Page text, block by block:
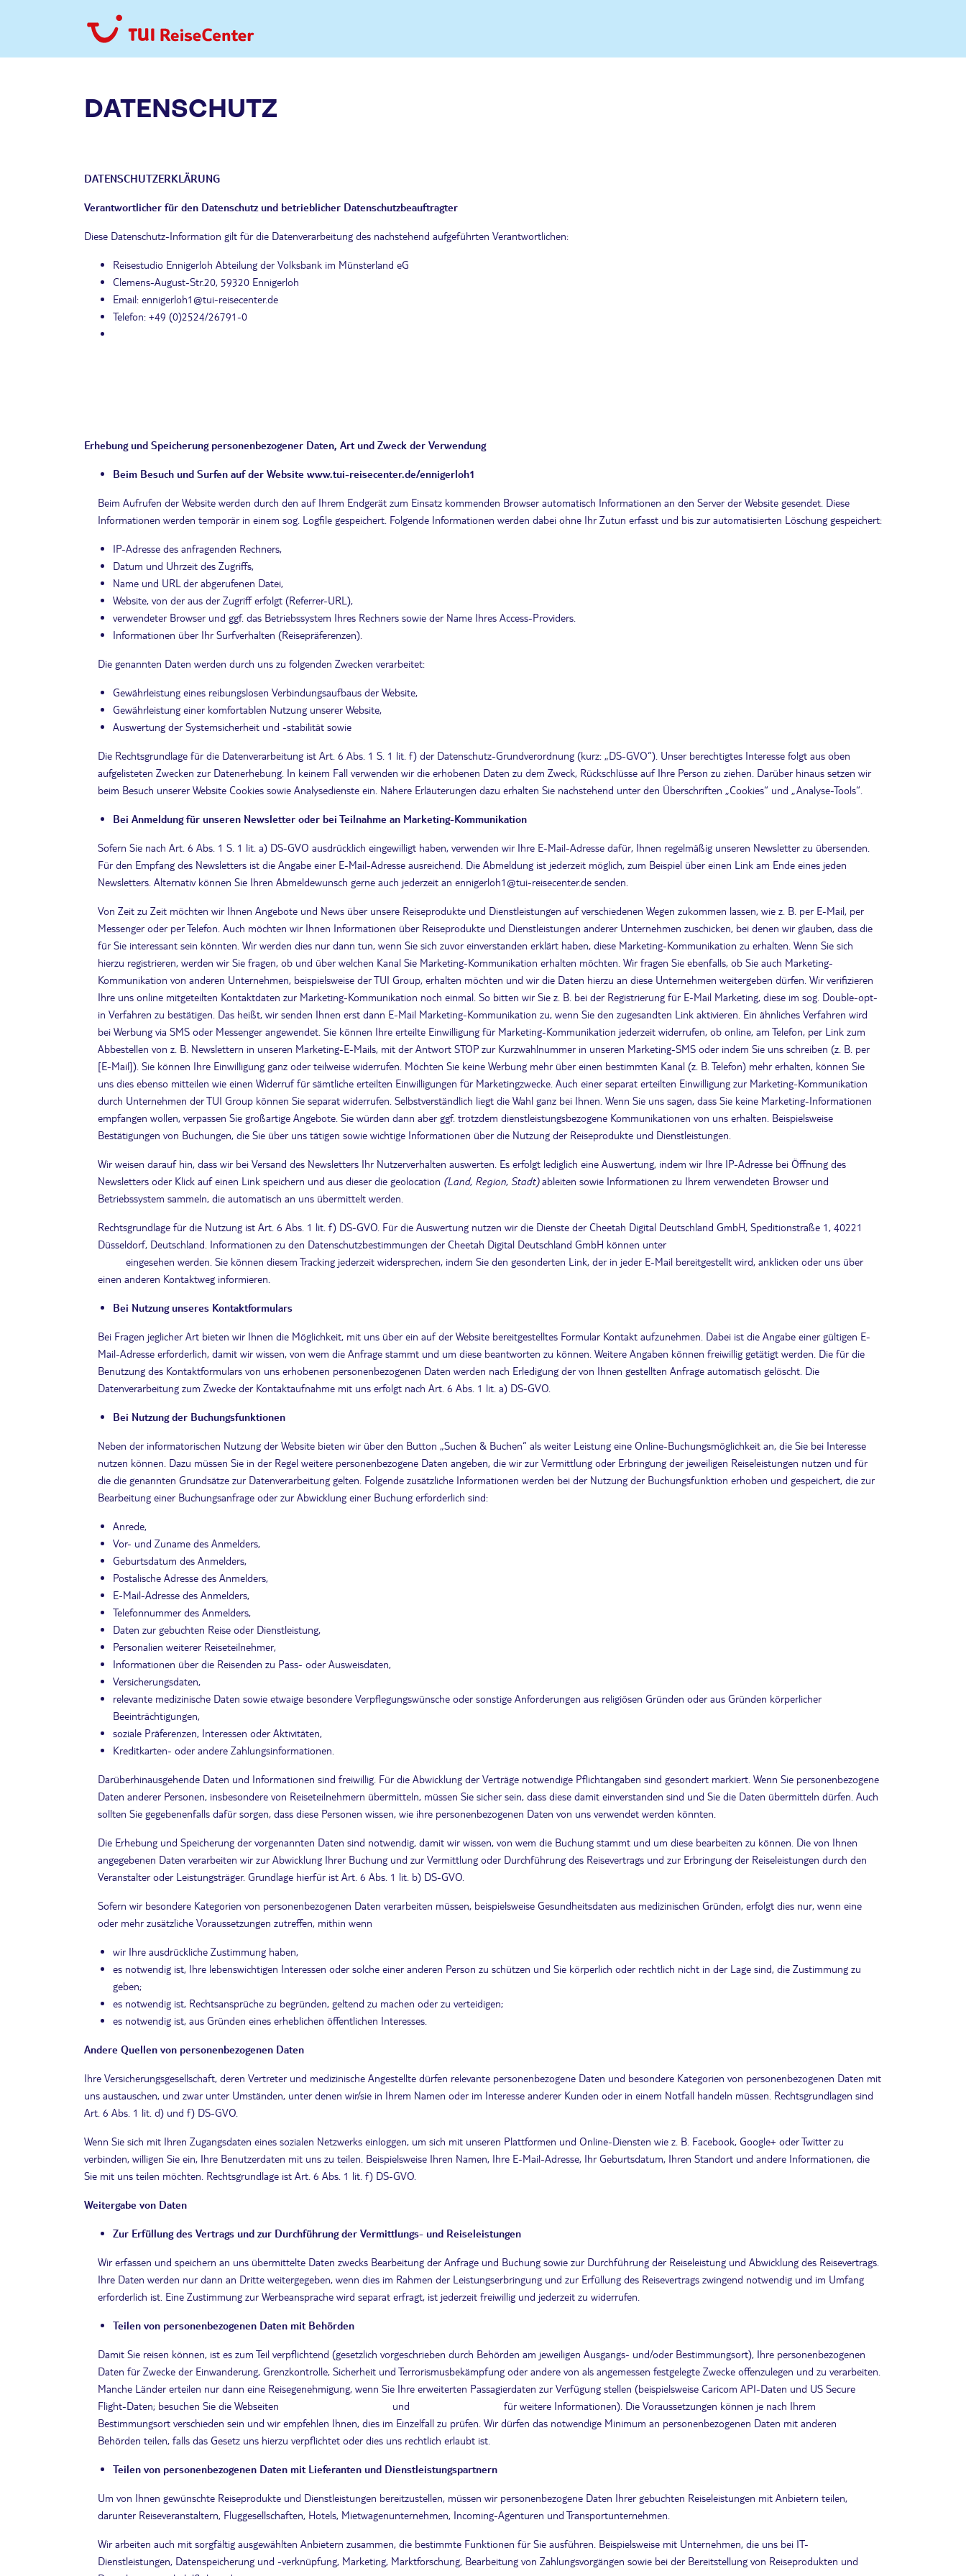
DATENSCHUTZ
DATENSCHUTZERKLÄRUNG
Verantwortlicher für den Datenschutz und betrieblicher Datenschutzbeauftragter
Diese Datenschutz-Information gilt für die Datenverarbeitung des nachstehend aufgeführten Verantwortlichen:
Reisestudio Ennigerloh Abteilung der Volksbank im Münsterland eG
Clemens-August-Str.20, 59320 Ennigerloh
Email: ennigerloh1@tui-reisecenter.de
Telefon: +49 (0)2524/26791-0
Erhebung und Speicherung personenbezogener Daten, Art und Zweck der Verwendung
Beim Besuch und Surfen auf der Website www.tui-reisecenter.de/ennigerloh1
Beim Aufrufen der Website werden durch den auf Ihrem Endgerät zum Einsatz kommenden Browser automatisch Informationen an den Server der Website gesendet. Diese
Informationen werden temporär in einem sog. Logfile gespeichert. Folgende Informationen werden dabei ohne Ihr Zutun erfasst und bis zur automatisierten Löschung gespeichert:
IP-Adresse des anfragenden Rechners,
Datum und Uhrzeit des Zugriffs,
Name und URL der abgerufenen Datei,
Website, von der aus der Zugriff erfolgt (Referrer-URL),
verwendeter Browser und ggf. das Betriebssystem Ihres Rechners sowie der Name Ihres Access-Providers.
Informationen über Ihr Surfverhalten (Reisepräferenzen).
Die genannten Daten werden durch uns zu folgenden Zwecken verarbeitet:
Gewährleistung eines reibungslosen Verbindungsaufbaus der Website,
Gewährleistung einer komfortablen Nutzung unserer Website,
Auswertung der Systemsicherheit und -stabilität sowie
Die Rechtsgrundlage für die Datenverarbeitung ist Art. 6 Abs. 1 S. 1 lit. f) der Datenschutz-Grundverordnung (kurz: „DS-GVO“). Unser berechtigtes Interesse folgt aus oben
aufgelisteten Zwecken zur Datenerhebung. In keinem Fall verwenden wir die erhobenen Daten zu dem Zweck, Rückschlüsse auf Ihre Person zu ziehen. Darüber hinaus setzen wir
beim Besuch unserer Website Cookies sowie Analysedienste ein. Nähere Erläuterungen dazu erhalten Sie nachstehend unter den Überschriften „Cookies“ und „Analyse-Tools“.
Bei Anmeldung für unseren Newsletter oder bei Teilnahme an Marketing-Kommunikation
Sofern Sie nach Art. 6 Abs. 1 S. 1 lit. a) DS-GVO ausdrücklich eingewilligt haben, verwenden wir Ihre E-Mail-Adresse dafür, Ihnen regelmäßig unseren Newsletter zu übersenden.
Für den Empfang des Newsletters ist die Angabe einer E-Mail-Adresse ausreichend. Die Abmeldung ist jederzeit möglich, zum Beispiel über einen Link am Ende eines jeden
Newsletters. Alternativ können Sie Ihren Abmeldewunsch gerne auch jederzeit an ennigerloh1@tui-reisecenter.de senden.
Von Zeit zu Zeit möchten wir Ihnen Angebote und News über unsere Reiseprodukte und Dienstleistungen auf verschiedenen Wegen zukommen lassen, wie z. B. per E-Mail, per
Messenger oder per Telefon. Auch möchten wir Ihnen Informationen über Reiseprodukte und Dienstleistungen anderer Unternehmen zuschicken, bei denen wir glauben, dass die
für Sie interessant sein könnten. Wir werden dies nur dann tun, wenn Sie sich zuvor einverstanden erklärt haben, diese Marketing-Kommunikation zu erhalten. Wenn Sie sich
hierzu registrieren, werden wir Sie fragen, ob und über welchen Kanal Sie Marketing-Kommunikation erhalten möchten. Wir fragen Sie ebenfalls, ob Sie auch Marketing-
Kommunikation von anderen Unternehmen, beispielsweise der TUI Group, erhalten möchten und wir die Daten hierzu an diese Unternehmen weitergeben dürfen. Wir verifizieren
Ihre uns online mitgeteilten Kontaktdaten zur Marketing-Kommunikation noch einmal. So bitten wir Sie z. B. bei der Registrierung für E-Mail Marketing, diese im sog. Double-opt-
in Verfahren zu bestätigen. Das heißt, wir senden Ihnen erst dann E-Mail Marketing-Kommunikation zu, wenn Sie den zugesandten Link aktivieren. Ein ähnliches Verfahren wird
bei Werbung via SMS oder Messenger angewendet. Sie können Ihre erteilte Einwilligung für Marketing-Kommunikation jederzeit widerrufen, ob online, am Telefon, per Link zum
Abbestellen von z. B. Newslettern in unseren Marketing-E-Mails, mit der Antwort STOP zur Kurzwahlnummer in unseren Marketing-SMS oder indem Sie uns schreiben (z. B. per
[E-Mail]). Sie können Ihre Einwilligung ganz oder teilweise widerrufen. Möchten Sie keine Werbung mehr über einen bestimmten Kanal (z. B. Telefon) mehr erhalten, können Sie
uns dies ebenso mitteilen wie einen Widerruf für sämtliche erteilten Einwilligungen für Marketingzwecke. Auch einer separat erteilten Einwilligung zur Marketing-Kommunikation
durch Unternehmen der TUI Group können Sie separat widerrufen. Selbstverständlich liegt die Wahl ganz bei Ihnen. Wenn Sie uns sagen, dass Sie keine Marketing-Informationen
empfangen wollen, verpassen Sie großartige Angebote. Sie würden dann aber ggf. trotzdem dienstleistungsbezogene Kommunikationen von uns erhalten. Beispielsweise
Bestätigungen von Buchungen, die Sie über uns tätigen sowie wichtige Informationen über die Nutzung der Reiseprodukte und Dienstleistungen.
Wir weisen darauf hin, dass wir bei Versand des Newsletters Ihr Nutzerverhalten auswerten. Es erfolgt lediglich eine Auswertung, indem wir Ihre IP-Adresse bei Öffnung des
Newsletters oder Klick auf einen Link speichern und aus dieser die geolocation (Land, Region, Stadt)ableiten sowie Informationen zu Ihrem verwendeten Browser und
Betriebssystem sammeln, die automatisch an uns übermittelt werden.
Rechtsgrundlage für die Nutzung ist Art. 6 Abs. 1 lit. f) DS-GVO. Für die Auswertung nutzen wir die Dienste der Cheetah Digital Deutschland GmbH, Speditionstraße 1, 40221
Düsseldorf, Deutschland. Informationen zu den Datenschutzbestimmungen der Cheetah Digital Deutschland GmbH können unter
eingesehen werden. Sie können diesem Tracking jederzeit widersprechen, indem Sie den gesonderten Link, der in jeder E-Mail bereitgestellt wird, anklicken oder uns über
einen anderen Kontaktweg informieren.
Bei Nutzung unseres Kontaktformulars
Bei Fragen jeglicher Art bieten wir Ihnen die Möglichkeit, mit uns über ein auf der Website bereitgestelltes Formular Kontakt aufzunehmen. Dabei ist die Angabe einer gültigen E-
Mail-Adresse erforderlich, damit wir wissen, von wem die Anfrage stammt und um diese beantworten zu können. Weitere Angaben können freiwillig getätigt werden. Die für die
Benutzung des Kontaktformulars von uns erhobenen personenbezogenen Daten werden nach Erledigung der von Ihnen gestellten Anfrage automatisch gelöscht. Die
Datenverarbeitung zum Zwecke der Kontaktaufnahme mit uns erfolgt nach Art. 6 Abs. 1 lit. a) DS-GVO.
Bei Nutzung der Buchungsfunktionen
Neben der informatorischen Nutzung der Website bieten wir über den Button „Suchen & Buchen“ als weiter Leistung eine Online-Buchungsmöglichkeit an, die Sie bei Interesse
nutzen können. Dazu müssen Sie in der Regel weitere personenbezogene Daten angeben, die wir zur Vermittlung oder Erbringung der jeweiligen Reiseleistungen nutzen und für
die die genannten Grundsätze zur Datenverarbeitung gelten. Folgende zusätzliche Informationen werden bei der Nutzung der Buchungsfunktion erhoben und gespeichert, die zur
Bearbeitung einer Buchungsanfrage oder zur Abwicklung einer Buchung erforderlich sind:
Anrede,
Vor- und Zuname des Anmelders,
Geburtsdatum des Anmelders,
Postalische Adresse des Anmelders,
E-Mail-Adresse des Anmelders,
Telefonnummer des Anmelders,
Daten zur gebuchten Reise oder Dienstleistung,
Personalien weiterer Reiseteilnehmer,
Informationen über die Reisenden zu Pass- oder Ausweisdaten,
Versicherungsdaten,
relevante medizinische Daten sowie etwaige besondere Verpflegungswünsche oder sonstige Anforderungen aus religiösen Gründen oder aus Gründen körperlicher
Beeinträchtigungen,
soziale Präferenzen, Interessen oder Aktivitäten,
Kreditkarten- oder andere Zahlungsinformationen.
Darüberhinausgehende Daten und Informationen sind freiwillig. Für die Abwicklung der Verträge notwendige Pflichtangaben sind gesondert markiert. Wenn Sie personenbezogene
Daten anderer Personen, insbesondere von Reiseteilnehmern übermitteln, müssen Sie sicher sein, dass diese damit einverstanden sind und Sie die Daten übermitteln dürfen. Auch
sollten Sie gegebenenfalls dafür sorgen, dass diese Personen wissen, wie ihre personenbezogenen Daten von uns verwendet werden könnten.
Die Erhebung und Speicherung der vorgenannten Daten sind notwendig, damit wir wissen, von wem die Buchung stammt und um diese bearbeiten zu können. Die von Ihnen
angegebenen Daten verarbeiten wir zur Abwicklung Ihrer Buchung und zur Vermittlung oder Durchführung des Reisevertrags und zur Erbringung der Reiseleistungen durch den
Veranstalter oder Leistungsträger. Grundlage hierfür ist Art. 6 Abs. 1 lit. b) DS-GVO.
Sofern wir besondere Kategorien von personenbezogenen Daten verarbeiten müssen, beispielsweise Gesundheitsdaten aus medizinischen Gründen, erfolgt dies nur, wenn eine
oder mehr zusätzliche Voraussetzungen zutreffen, mithin wenn
wir Ihre ausdrückliche Zustimmung haben,
es notwendig ist, Ihre lebenswichtigen Interessen oder solche einer anderen Person zu schützen und Sie körperlich oder rechtlich nicht in der Lage sind, die Zustimmung zu
geben;
es notwendig ist, Rechtsansprüche zu begründen, geltend zu machen oder zu verteidigen;
es notwendig ist, aus Gründen eines erheblichen öffentlichen Interesses.
Andere Quellen von personenbezogenen Daten
Ihre Versicherungsgesellschaft, deren Vertreter und medizinische Angestellte dürfen relevante personenbezogene Daten und besondere Kategorien von personenbezogenen Daten mit
uns austauschen, und zwar unter Umständen, unter denen wir/sie in Ihrem Namen oder im Interesse anderer Kunden oder in einem Notfall handeln müssen. Rechtsgrundlagen sind
Art. 6 Abs. 1 lit. d) und f) DS-GVO.
Wenn Sie sich mit Ihren Zugangsdaten eines sozialen Netzwerks einloggen, um sich mit unseren Plattformen und Online-Diensten wie z. B. Facebook, Google+ oder Twitter zu
verbinden, willigen Sie ein, Ihre Benutzerdaten mit uns zu teilen. Beispielsweise Ihren Namen, Ihre E-Mail-Adresse, Ihr Geburtsdatum, Ihren Standort und andere Informationen, die
Sie mit uns teilen möchten. Rechtsgrundlage ist Art. 6 Abs. 1 lit. f) DS-GVO.
Weitergabe von Daten
Zur Erfüllung des Vertrags und zur Durchführung der Vermittlungs- und Reiseleistungen
Wir erfassen und speichern an uns übermittelte Daten zwecks Bearbeitung der Anfrage und Buchung sowie zur Durchführung der Reiseleistung und Abwicklung des Reisevertrags.
Ihre Daten werden nur dann an Dritte weitergegeben, wenn dies im Rahmen der Leistungserbringung und zur Erfüllung des Reisevertrags zwingend notwendig und im Umfang
erforderlich ist. Eine Zustimmung zur Werbeansprache wird separat erfragt, ist jederzeit freiwillig und jederzeit zu widerrufen.
Teilen von personenbezogenen Daten mit Behörden
Damit Sie reisen können, ist es zum Teil verpflichtend (gesetzlich vorgeschrieben durch Behörden am jeweiligen Ausgangs- und/oder Bestimmungsort), Ihre personenbezogenen
Daten für Zwecke der Einwanderung, Grenzkontrolle, Sicherheit und Terrorismusbekämpfung oder andere von als angemessen festgelegte Zwecke offenzulegen und zu verarbeiten.
Manche Länder erteilen nur dann eine Reisegenehmigung, wenn Sie Ihre erweiterten Passagierdaten zur Verfügung stellen (beispielsweise Caricom API-Daten und US Secure
Flight-Daten; besuchen Sie die Webseiten
und
für weitere Informationen). Die Voraussetzungen können je nach Ihrem
Bestimmungsort verschieden sein und wir empfehlen Ihnen, dies im Einzelfall zu prüfen. Wir dürfen das notwendige Minimum an personenbezogenen Daten mit anderen
Behörden teilen, falls das Gesetz uns hierzu verpflichtet oder dies uns rechtlich erlaubt ist.
Teilen von personenbezogenen Daten mit Lieferanten und Dienstleistungspartnern
Um von Ihnen gewünschte Reiseprodukte und Dienstleistungen bereitzustellen, müssen wir personenbezogene Daten Ihrer gebuchten Reiseleistungen mit Anbietern teilen,
darunter Reiseveranstaltern, Fluggesellschaften, Hotels, Mietwagenunternehmen, Incoming-Agenturen und Transportunternehmen.
Wir arbeiten auch mit sorgfältig ausgewählten Anbietern zusammen, die bestimmte Funktionen für Sie ausführen. Beispielsweise mit Unternehmen, die uns bei IT-
Dienstleistungen, Datenspeicherung und -verknüpfung, Marketing, Marktforschung, Bearbeitung von Zahlungsvorgängen sowie bei der Bereitstellung von Reiseprodukten und